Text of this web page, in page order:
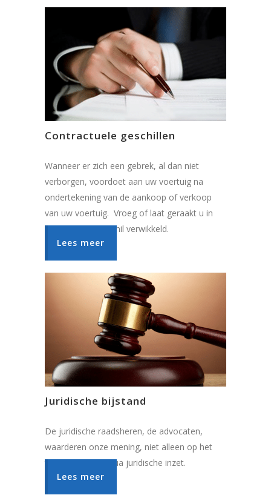
Contractuele geschillen
Wanneer er zich een gebrek, al dan niet
verborgen, voordoet aan uw voertuig na
ondertekening van de aankoop of verkoop
van uw voertuig. Vroeg of laat geraakt u in
één of ander geschil verwikkeld.
Lees meer
Juridische bijstand
De juridische raadsheren, de advocaten,
waarderen onze mening, niet alleen op het
technische, ook qua juridische inzet.
Lees meer